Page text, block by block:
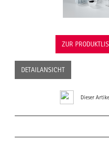
ZUR
DETAILANSICHT
Dieser